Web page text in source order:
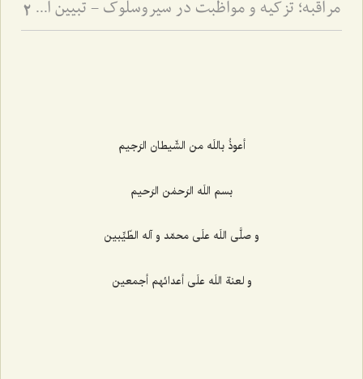
مراقبه؛ تزكیه و مواظبت در سیروسلوك - تبیین اصول مهم سیروسلوک از منظر علامه طهرانی 2
أعوذُ باللَه من الشّیطان الرَجیم
بسم اللَه الرَحمٰن الرَحیم
و صلَّی اللَه علَی محمّد و آله الطّیِّبین
و لعنة اللَه علَی أعدائهم أجمعین